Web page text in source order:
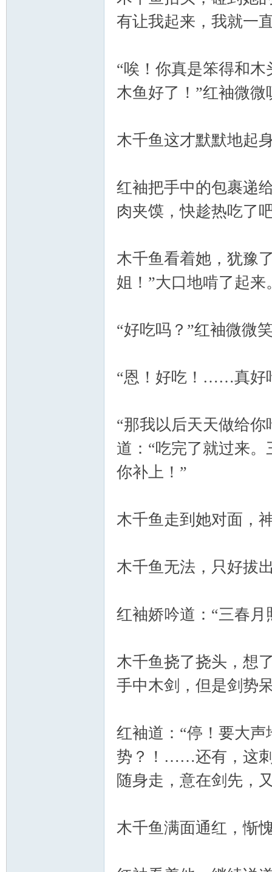
有让我起来，我就一
“唉！你真是笨得和
木鱼好了！”红袖微
木千鱼这才默默地起
红袖把手中的包裹递
肉夹馍，快趁热吃了
木千鱼看着她，犹豫
姐！”大口地啃了起来
“好吃吗？”红袖微微
“恩！好吃！……真好
“那我以后天天做给
道：“吃完了就过来
你补上！”
木千鱼走到她对面，
木千鱼无法，只好拔
红袖娇吟道：“三春月
木千鱼挠了挠头，想
手中木剑，但是剑势
红袖道：“停！要大
势？！……还有，这刺
随身走，意在剑先，
木千鱼满面通红，惭